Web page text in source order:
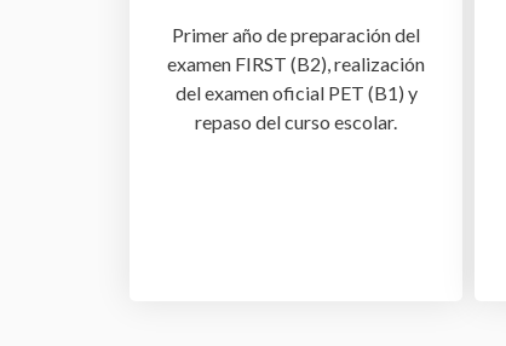
Primer año de preparación del
examen FIRST (B2), realización
del examen oficial PET (B1) y
repaso del curso escolar.